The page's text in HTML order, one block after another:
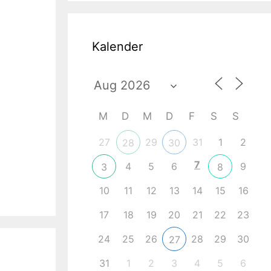
Kalender
M D M D F S S
27 28 29 30 31 1 2
3 4 5 6 7 8
9
10
11 12 13 14 15
16
17
18 19 20 21 22
23
24
25 26 27 28 29
30
31
1 2 3 4 5 6